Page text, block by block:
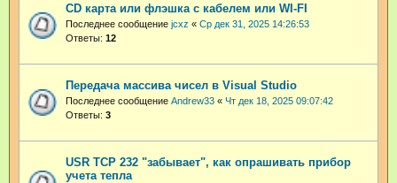
CD карта или флэшка с кабелем или WI-FI
Последнее сообщение jcxz « Ср дек 31, 2025 14:26:53
Ответы: 12
Передача массива чисел в Visual Studio
Последнее сообщение Andrew33 « Чт дек 18, 2025 09:07:42
Ответы: 3
USR TCP 232 "забывает", как опрашивать прибор
учета тепла